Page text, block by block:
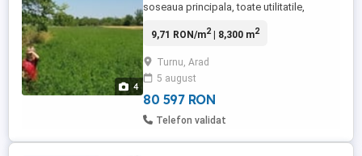
4
soseaua principala, toate utilitatile,
statiunea cu bai termale Bătania-Ungaria,
9,71 RON/m2| 8,300 m2
Turnu, Arad
5 august
80 597 RON
Telefon validat